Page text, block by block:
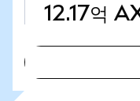
12.17억